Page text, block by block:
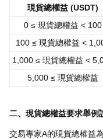
現貨總權益 (USDT)
0 ≤ 現貨總權益 < 100
100 ≤ 現貨總權益 <
1,000 ≤ 現貨總權益 <
5,000 ≤ 現貨總權益
二、現貨總權益要求舉例
交易專家A的現貨總權益